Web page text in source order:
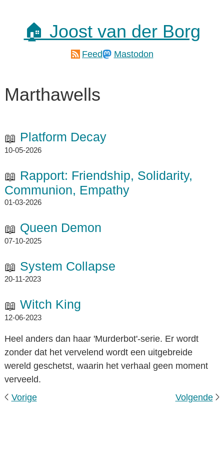
🏠 Joost van der Borg
Feed Mastodon
Marthawells
Platform Decay
10-05-2026
Rapport: Friendship, Solidarity,
Communion, Empathy
01-03-2026
Queen Demon
07-10-2025
System Collapse
20-11-2023
Witch King
12-06-2023
Heel anders dan haar 'Murderbot'-serie. Er wordt
zonder dat het vervelend wordt een uitgebreide
wereld geschetst, waarin het verhaal geen moment
verveeld.
Vorige
Volgende